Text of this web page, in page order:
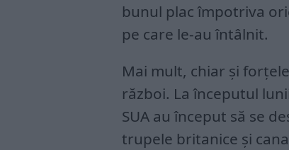
bunul plac împotriva
pe care le-au întâlnit.
Mai mult, chiar și
război. La începutul
SUA au început să se
trupele britanice și